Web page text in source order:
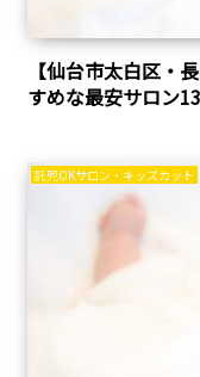
【仙台市太白区・
すめな最安サロン
託児OKサロン・キッズカット